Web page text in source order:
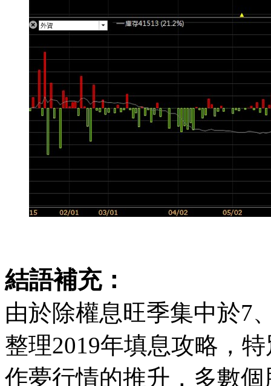
結語補充：
由於除權息旺季集中於7
整理2019年填息攻略，
作夢行情的推升，多數